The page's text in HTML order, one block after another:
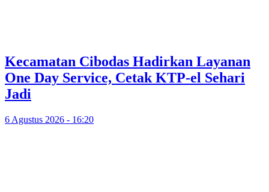
Kecamatan Cibodas Hadirkan Layanan
One Day Service, Cetak KTP-el Sehari
Jadi
6 Agustus 2026 - 16:20